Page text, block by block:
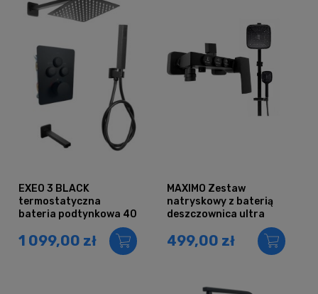
EXEO 3 BLACK
termostatyczna
bateria podtynkowa 40
1 099,00 zł
MAXIMO Zestaw
natryskowy z baterią
deszczownica ultra
499,00 zł